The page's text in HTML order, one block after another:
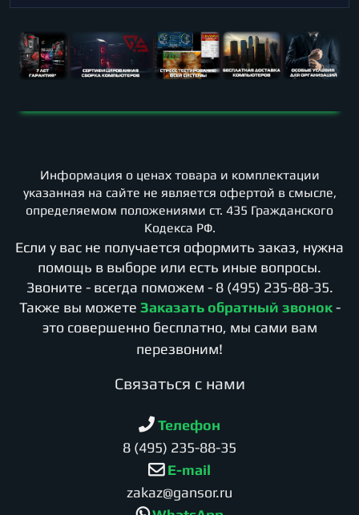
Информация о ценах товара и комплектации
указанная на сайте не является офертой в смысле,
определяемом положениями ст. 435 Гражданского
Кодекса РФ.
Если у вас не получается оформить заказ, нужна
помощь в выборе или есть иные вопросы.
Звоните - всегда поможем - 8 (495) 235-88-35.
Также вы можете Заказать обратный звонок -
это совершенно бесплатно, мы сами вам
перезвоним!
Cвязаться с нами
Телефон
8 (495) 235-88-35
E-mail
zakaz@gansor.ru